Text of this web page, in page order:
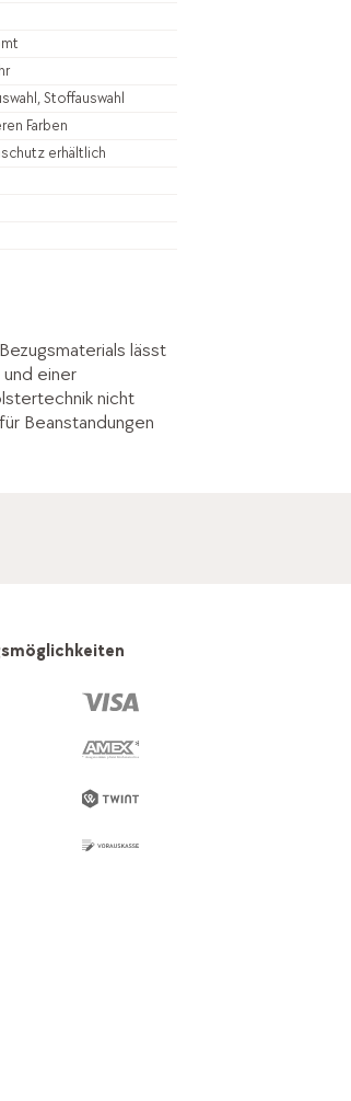
Stoffauswahl
Farben
erhältlich
lässt
einer
nicht
Beanstandungen